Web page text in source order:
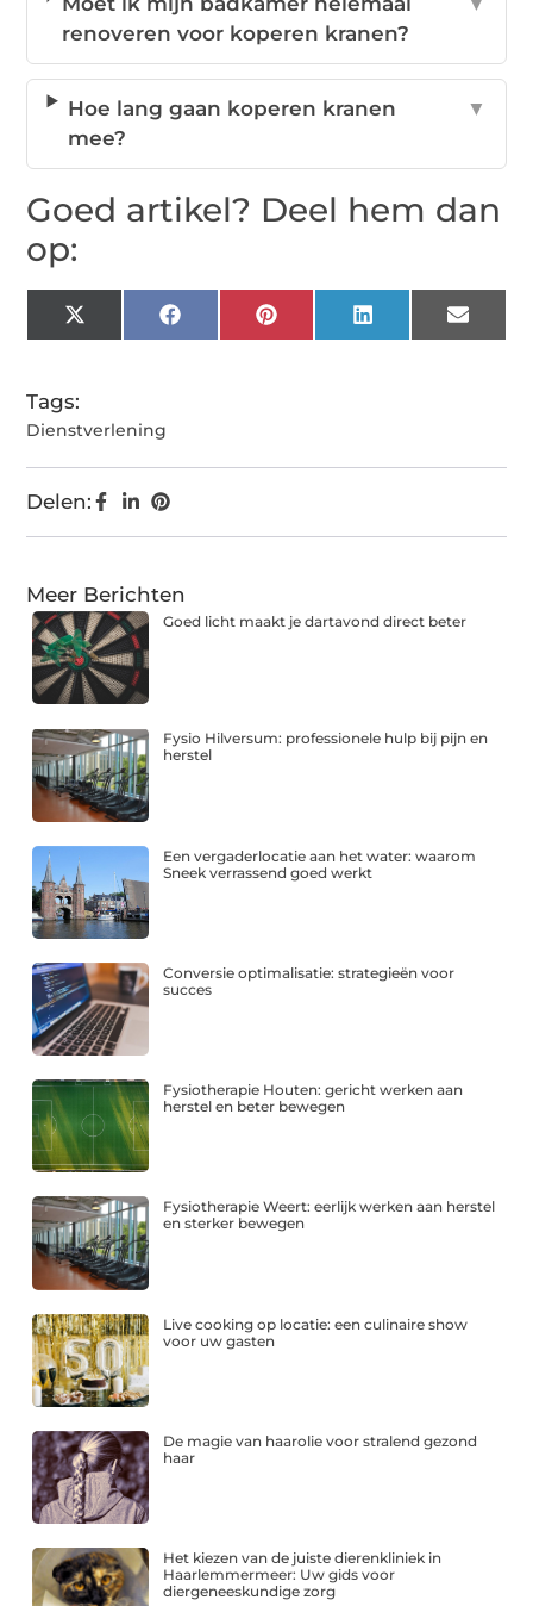
renoveren voor koperen kranen?
Hoe lang gaan koperen kranen
mee?
▼
Goed artikel? Deel hem dan
op:
X
(Twitter)
FacebookPinterestLinkedIn Email
Tags:
Dienstverlening
Delen:
Meer Berichten
Goed licht maakt je dartavond direct beter
Fysio Hilversum: professionele hulp bij pijn en
herstel
Een vergaderlocatie aan het water: waarom
Sneek verrassend goed werkt
Conversie optimalisatie: strategieën voor
succes
Fysiotherapie Houten: gericht werken aan
herstel en beter bewegen
Fysiotherapie Weert: eerlijk werken aan herstel
en sterker bewegen
Live cooking op locatie: een culinaire show
voor uw gasten
De magie van haarolie voor stralend gezond
haar
Het kiezen van de juiste dierenkliniek in
Haarlemmermeer: Uw gids voor
diergeneeskundige zorg